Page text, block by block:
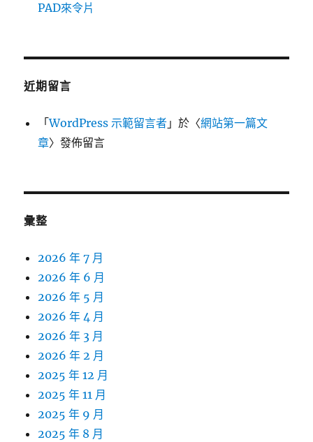
PAD來令片
近期留言
「WordPress 示範留言者 」於〈網站第一篇文
章〉發佈留言
彙整
2026 年 7 月
2026 年 6 月
2026 年 5 月
2026 年 4 月
2026 年 3 月
2026 年 2 月
2025 年 12 月
2025 年 11 月
2025 年 9 月
2025 年 8 月